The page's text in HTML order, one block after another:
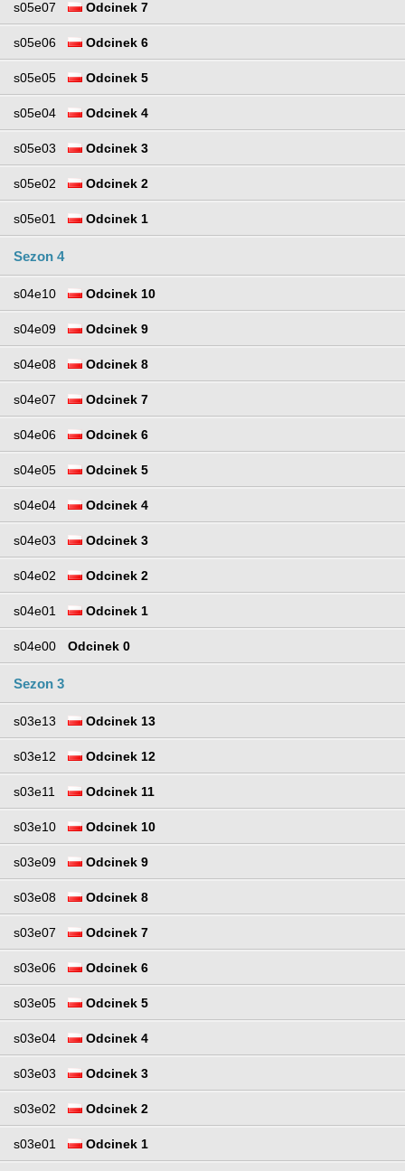
s05e07 Odcinek 7
s05e06 Odcinek 6
s05e05 Odcinek 5
s05e04 Odcinek 4
s05e03 Odcinek 3
s05e02 Odcinek 2
s05e01 Odcinek 1
Sezon 4
s04e10 Odcinek 10
s04e09 Odcinek 9
s04e08 Odcinek 8
s04e07 Odcinek 7
s04e06 Odcinek 6
s04e05 Odcinek 5
s04e04 Odcinek 4
s04e03 Odcinek 3
s04e02 Odcinek 2
s04e01 Odcinek 1
s04e00 Odcinek 0
Sezon 3
s03e13 Odcinek 13
s03e12 Odcinek 12
s03e11 Odcinek 11
s03e10 Odcinek 10
s03e09 Odcinek 9
s03e08 Odcinek 8
s03e07 Odcinek 7
s03e06 Odcinek 6
s03e05 Odcinek 5
s03e04 Odcinek 4
s03e03 Odcinek 3
s03e02 Odcinek 2
s03e01 Odcinek 1